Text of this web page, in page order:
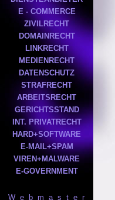
E - COMMERCE
ZIVILRECHT
DOMAINRECHT
LINKRECHT
MEDIENRECHT
DATENSCHUTZ
STRAFRECHT
ARBEITSRECHT
GERICHTSSTAND
INT. PRIVATRECHT
HARD+SOFTWARE
E-MAIL+SPAM
VIREN+MALWARE
E-GOVERNMENT
W e b m a s t e r